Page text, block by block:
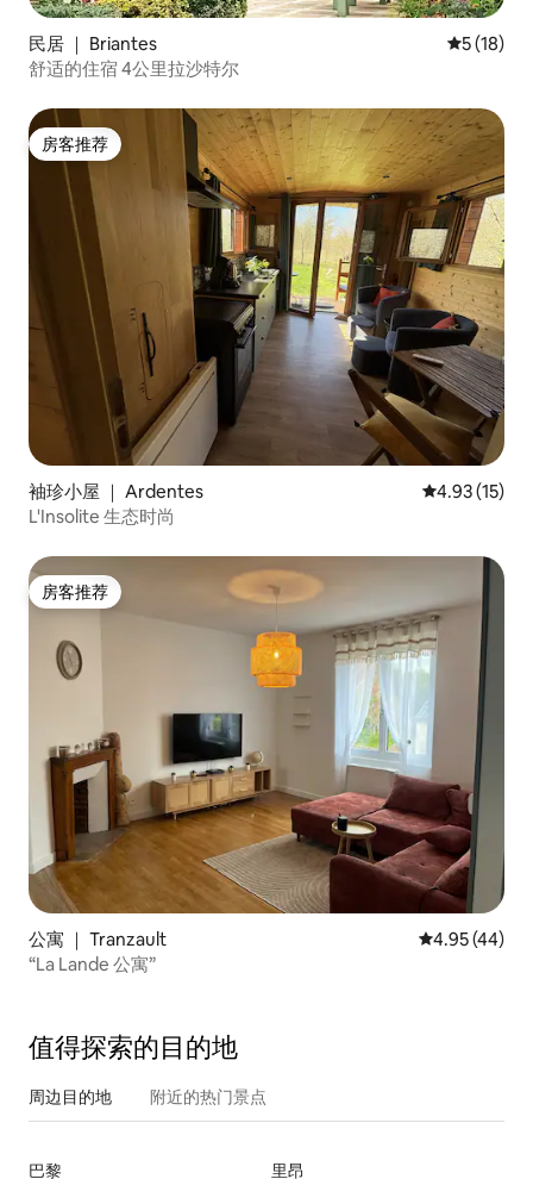
民居 ｜ Briantes 平均评分
5 (18)
舒适的住宿 4公里拉沙特尔
房客推荐
房客推荐
袖珍小屋 ｜ Ardentes 平均评分
4.93 (15)
L'Insolite 生态时尚
房客推荐
房客推荐
公寓 ｜ Tranzault 平均评分
4.95 (44)
“La Lande 公寓”
值得探索的目的地
周边目的地 附近的热门景点
巴黎 里昂